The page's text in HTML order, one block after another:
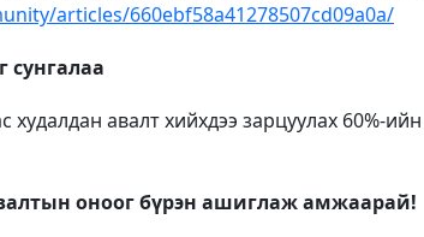
articles/660ebf58a41278507cd09a0a/
худалдан авалт хийхдээ зарцуулах 60%-
оноог бүрэн ашиглаж амжаарай!